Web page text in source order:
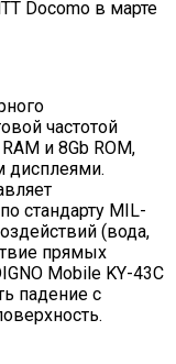
частотой
и 8Gb ROM,
дисплеями.
стандарту MIL-
(вода,
прямых
Mobile KY-43C
падение с